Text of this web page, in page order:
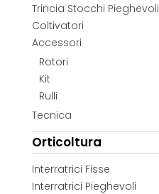
Trincia Stocchi Pieghevoli
Coltivatori
Accessori
Rotori
Kit
Rulli
Tecnica
Orticoltura
Interratrici Fisse
Interratrici Pieghevoli